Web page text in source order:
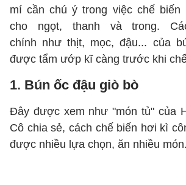
mí cần chú ý trong việc chế biến
cho ngọt, thanh và trong.
chính như thịt, mọc, đậu... của
được tẩm ướp kĩ càng trước khi
1. Bún ốc đậu giò bò
Đây được xem như "món tủ" của
Cô chia sẻ, cách chế biến hơi kì
được nhiều lựa chọn, ăn nhiều món.